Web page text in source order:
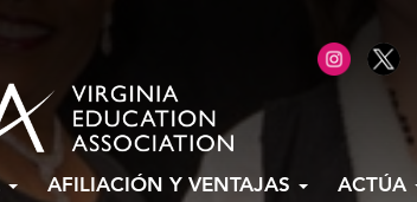
AFILIACIÓN Y VENTAJAS ACTÚA